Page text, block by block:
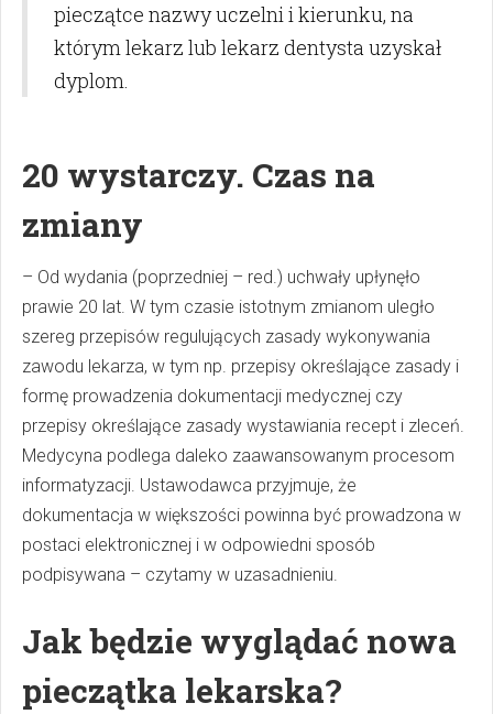
pieczątce nazwy uczelni i kierunku, na
którym lekarz lub lekarz dentysta uzyskał
dyplom.
20 wystarczy. Czas na
zmiany
– Od wydania (poprzedniej – red.) uchwały upłynęło
prawie 20 lat. W tym czasie istotnym zmianom uległo
szereg przepisów regulujących zasady wykonywania
zawodu lekarza, w tym np. przepisy określające zasady i
formę prowadzenia dokumentacji medycznej czy
przepisy określające zasady wystawiania recept i zleceń.
Medycyna podlega daleko zaawansowanym procesom
informatyzacji. Ustawodawca przyjmuje, że
dokumentacja w większości powinna być prowadzona w
postaci elektronicznej i w odpowiedni sposób
podpisywana – czytamy w uzasadnieniu.
Jak będzie wyglądać nowa
pieczątka lekarska?